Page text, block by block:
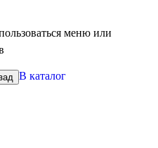
меню или
В каталог